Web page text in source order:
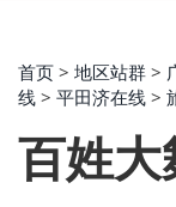
首页 > 地区站群 >
线 > 平田济在线 >
百姓大